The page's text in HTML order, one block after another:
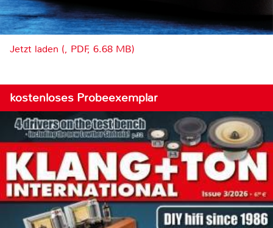
Jetzt laden (, PDF, 6.68 MB)
kostenloses Probeexemplar